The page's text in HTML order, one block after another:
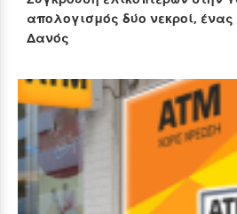
απολογισμός δύο νεκροί,
Δανός